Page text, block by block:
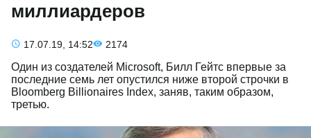
миллиардеров
17.07.19, 14:52 2174
Один из создателей Microsoft, Билл Гейтс впервые за
последние семь лет опустился ниже второй строчки в
Bloomberg Billionaires Index, заняв, таким образом,
третью.